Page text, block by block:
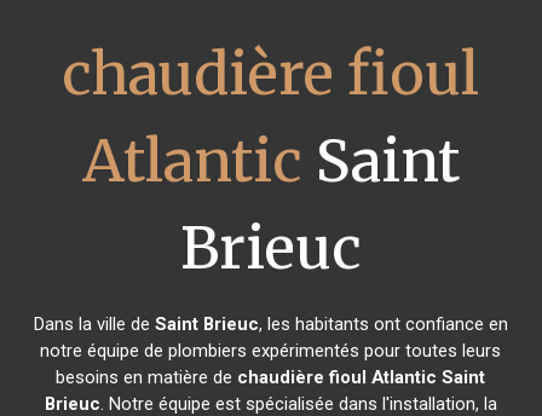
chaudière fioul
Atlantic Saint
Brieuc
Dans la ville de Saint Brieuc, les habitants ont confiance en
notre équipe de plombiers expérimentés pour toutes leurs
besoins en matière de chaudière fioul Atlantic Saint
Brieuc. Notre équipe est spécialisée dans l'installation, la